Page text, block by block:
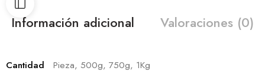
Información adicional Valoraciones (0)
Cantidad Pieza, 500g, 750g, 1Kg